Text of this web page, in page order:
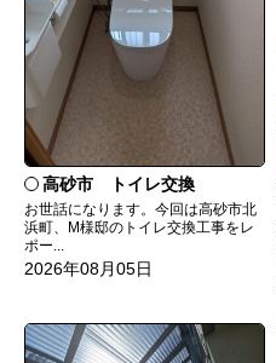
高砂市 トイレ交換
お世話になります。今回は高砂市北
浜町、M様邸のトイレ交換工事をレ
ポー...
2026年08月05日